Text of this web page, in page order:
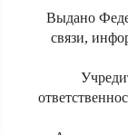
Выдано
связи,